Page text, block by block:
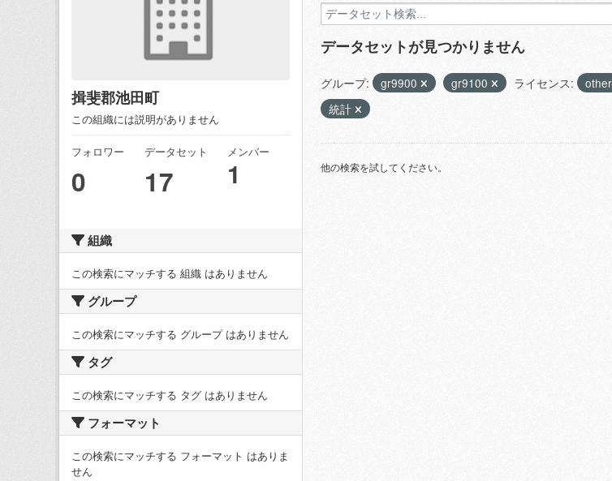
揖斐郡池田町
この組織には説明がありません
フォロワー
0
データセット
17
メンバー
1
組織
この検索にマッチする 組織 はありません
グループ
この検索にマッチする グループ はありません
タグ
この検索にマッチする タグ はありません
フォーマット
この検索にマッチする フォーマット はありま
せん
データセットが見つかりません
グループ: gr9900 gr9100 ライセンス:
統計
他の検索を試してください。